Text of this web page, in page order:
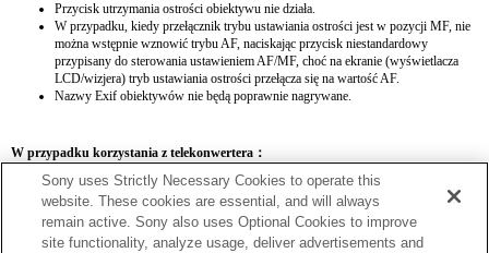
Przycisk utrzymania ostrości obiektywu nie działa.
W przypadku, kiedy przełącznik trybu ustawiania ostrości jest w pozycji MF, nie
można wstępnie wznowić trybu AF, naciskając przycisk niestandardowy
przypisany do sterowania ustawieniem AF/MF, choć na ekranie (wyświetlacza
LCD/wizjera) tryb ustawiania ostrości przełącza się na wartość AF.
Nazwy Exif obiektywów nie będą poprawnie nagrywane.
W przypadku korzystania z telekonwertera：
SEL14TC SEL20TC
Sony uses Strictly Necessary Cookies to operate this
website. These cookies are essential, and will always
remain active. Sony also uses Optional Cookies to improve
site functionality, analyze usage, deliver advertisements and